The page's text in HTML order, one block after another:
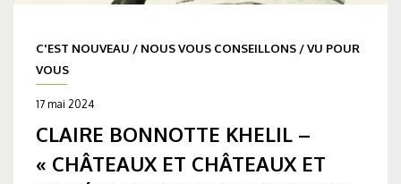
C'EST NOUVEAU / NOUS VOUS CONSEILLONS /VU POUR
VOUS
17 mai 2024
CLAIRE BONNOTTE KHELIL –
« CHÂTEAUX ET CHÂTEAUX ET